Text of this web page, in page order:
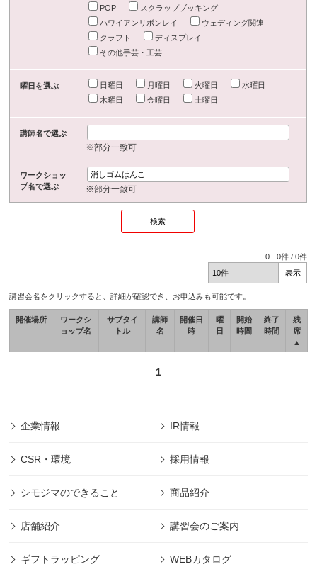
POP
スクラップブッキング
ハワイアンリボンレイ
ウェディング関連
クラフト
ディスプレイ
その他手芸・工芸
曜日を選ぶ 日曜日 月曜日 火曜日
水曜日
木曜日
金曜日 土曜日
講師名で選ぶ
※部分一致可
ワークショッ
プ名で選ぶ
※部分一致可
0 -0件 /0件
講習会名をクリックすると、詳細が確認でき、お申込みも可能です。
開催場所
ワークシ
ョップ名
サブタイ
トル
講師
名
開催日
時
曜
日
開始
時間
終了
時間
残
席
▲
1
企業情報 IR情報
CSR・環境 採用情報
シモジマのできること 商品紹介
店舗紹介 講習会のご案内
ギフトラッピング WEBカタログ